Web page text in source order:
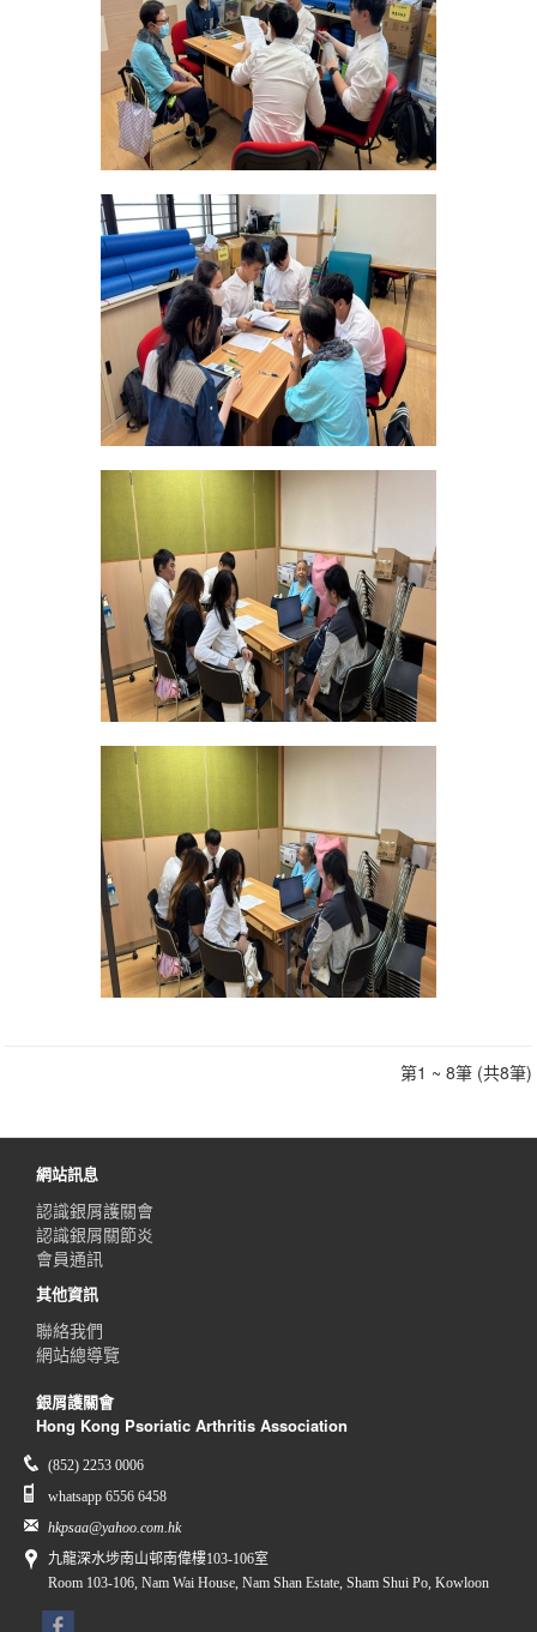
第1 ~ 8筆 (共8筆)
網站訊息
認識銀屑護關會
認識銀屑關節炎
會員通訊
其他資訊
聯絡我們
網站總導覽
銀屑護關會
Hong Kong Psoriatic Arthritis Association
(852) 2253 0006
whatsapp 6556 6458
hkpsaa@yahoo.com.hk
九龍深水埗南山邨南偉樓103-106室
Room 103-106, Nam Wai House, Nam Shan Estate, Sham Shui Po, Kowloon